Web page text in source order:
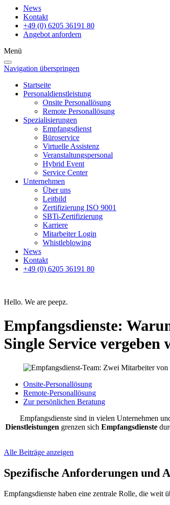
News
Kontakt
+49 (0) 6205 36191 80
Angebot anfordern
Menü
Navigation überspringen
Startseite
Personaldienstleistung
Onsite Personallösung
Remote Personallösung
Spezialisierungen
Empfangsdienst
Büroservice
Virtuelle Assistenz
Veranstaltungspersonal
Hybrid Event
Service Center
Unternehmen
Über uns
Leitbild
Zertifizierung ISO 9001
SBTi-Zertifizierung
Karriere
Mitarbeiter Login
Whistleblowing
News
Kontakt
+49 (0) 6205 36191 80
Hello. We are peepz.
Empfangsdienste:
Single Service vergeben
Onsite-Personallösung
Remote-Personallösung
Zur persönlichen Beratung
Empfangsdienste sind in vielen Unternehmen
Dienstleistungen grenzen sich Empfangsdienste
Alle Beiträge anzeigen
Spezifische Anforderungen und
Empfangsdienste haben eine zentrale Rolle, die weit